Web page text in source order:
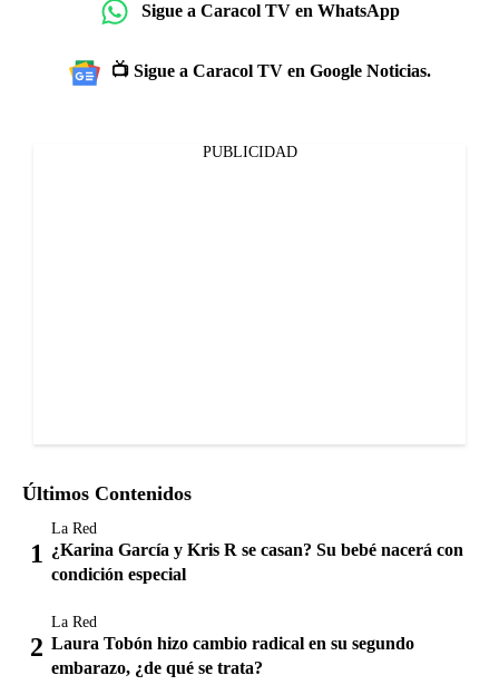
Sigue a Caracol TV en WhatsApp
📺 Sigue a Caracol TV en Google Noticias.
PUBLICIDAD
Últimos Contenidos
La Red
¿Karina García y Kris R se casan? Su bebé nacerá con
condición especial
La Red
Laura Tobón hizo cambio radical en su segundo
embarazo, ¿de qué se trata?